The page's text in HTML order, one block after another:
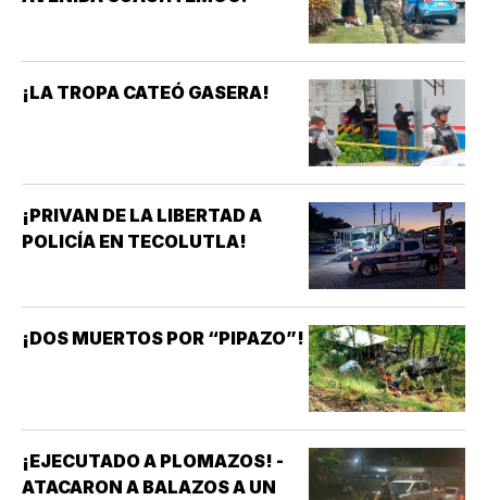
¡LA TROPA CATEÓ GASERA!
¡PRIVAN DE LA LIBERTAD A
POLICÍA EN TECOLUTLA!
¡DOS MUERTOS POR “PIPAZO”!
¡EJECUTADO A PLOMAZOS! -
ATACARON A BALAZOS A UN